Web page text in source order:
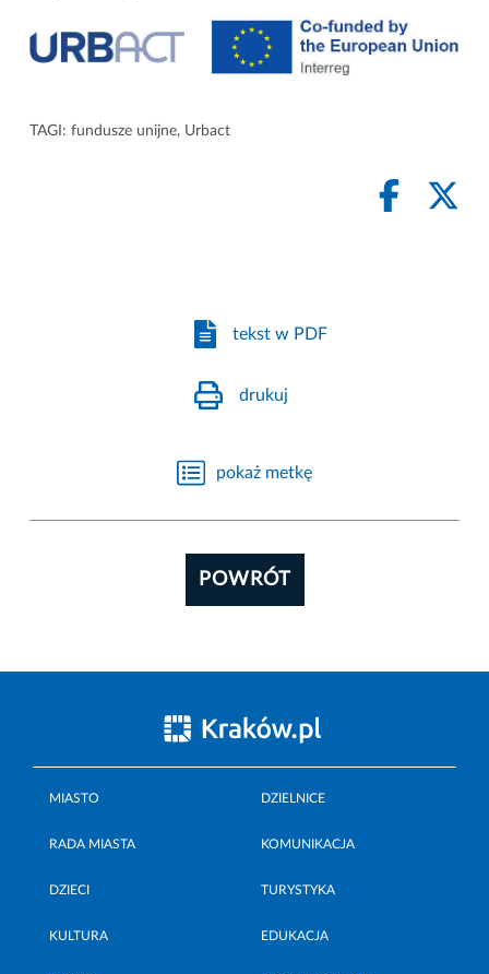
TAGI: fundusze unijne, Urbact
tekst w PDF
drukuj
pokaż metkę
POWRÓT
MIASTO DZIELNICE
RADA MIASTA KOMUNIKACJA
DZIECI TURYSTYKA
KULTURA EDUKACJA